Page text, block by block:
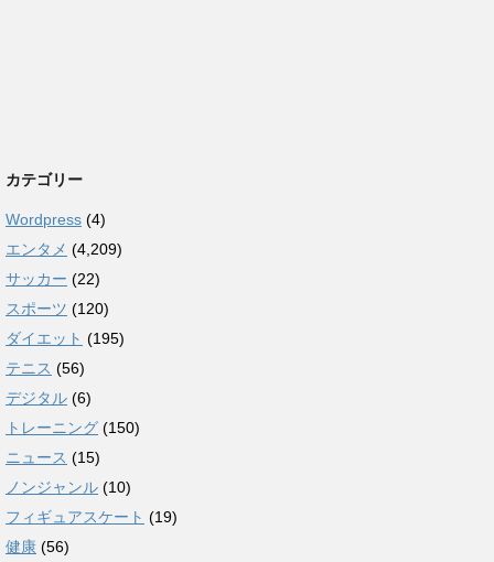
カテゴリー
Wordpress (4)
エンタメ (4,209)
サッカー (22)
スポーツ (120)
ダイエット (195)
テニス (56)
デジタル (6)
トレーニング (150)
ニュース (15)
ノンジャンル (10)
フィギュアスケート (19)
健康 (56)